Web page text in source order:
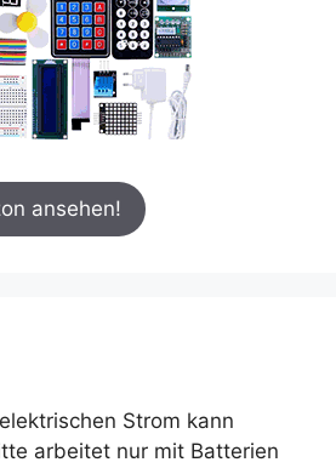
ansehen!
Strom kann
arbeitet nur mit Batterien